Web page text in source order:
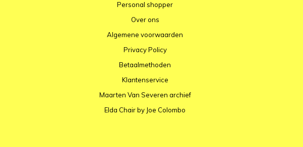
Personal shopper
Over ons
Algemene voorwaarden
Privacy Policy
Betaalmethoden
Klantenservice
Maarten Van Severen archief
Elda Chair by Joe Colombo